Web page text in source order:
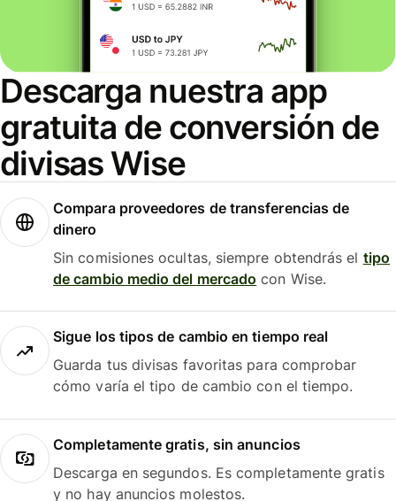
Descarga nuestra app
gratuita de conversión de
divisas Wise
Compara proveedores de transferencias de
dinero
Sin comisiones ocultas, siempre obtendrás el tipo
de cambio medio del mercado con Wise.
Sigue los tipos de cambio en tiempo real
Guarda tus divisas favoritas para comprobar
cómo varía el tipo de cambio con el tiempo.
Completamente gratis, sin anuncios
Descarga en segundos. Es completamente gratis
y no hay anuncios molestos.